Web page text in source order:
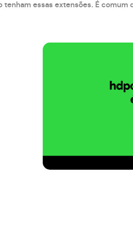
tenham essas extensões. É